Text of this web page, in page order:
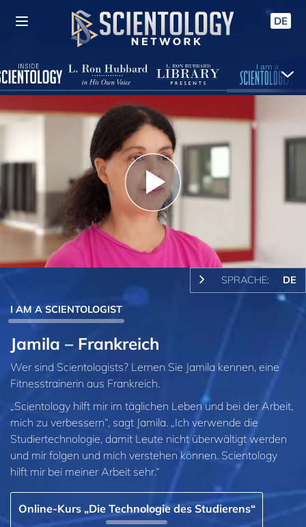
DE
Play
Video
SPRACHE: DE
I AM A SCIENTOLOGIST
Jamila – Frankreich
Wer sind Scientologists? Lernen Sie Jamila kennen, eine
Fitnesstrainerin aus Frankreich.
„Scientology hilft mir im täglichen Leben und bei der Arbeit,
mich zu verbessern“, sagt Jamila. „Ich verwende die
Studiertechnologie, damit Leute nicht überwältigt werden
und mir folgen und mich verstehen können. Scientology
hilft mir bei meiner Arbeit sehr.“
Online-Kurs „Die Technologie des Studierens“